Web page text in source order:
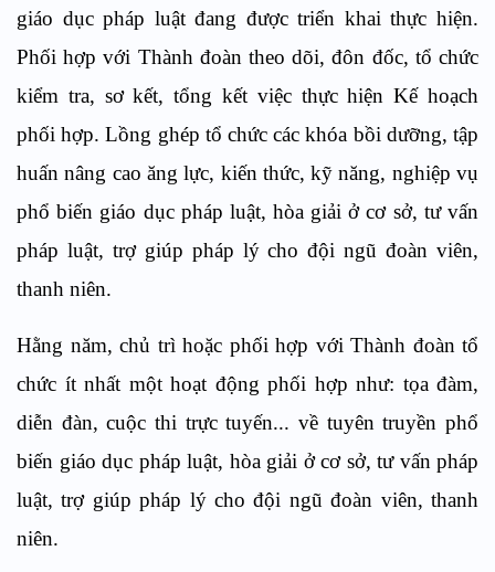
giáo dục pháp luật đang được triển khai thực hiện.
Phối hợp với Thành đoàn theo dõi, đôn đốc, tổ chức
kiểm tra, sơ kết, tổng kết việc thực hiện Kế hoạch
phối hợp. Lồng ghép tổ chức các khóa bồi dưỡng, tập
huấn nâng cao ăng lực, kiến thức, kỹ năng, nghiệp vụ
phổ biến giáo dục pháp luật, hòa giải ở cơ sở, tư vấn
pháp luật, trợ giúp pháp lý cho đội ngũ đoàn viên,
thanh niên.
Hằng năm, chủ trì hoặc phối hợp với Thành đoàn tổ
chức ít nhất một hoạt động phối hợp như: tọa đàm,
diễn đàn, cuộc thi trực tuyến... về tuyên truyền phổ
biến giáo dục pháp luật, hòa giải ở cơ sở, tư vấn pháp
luật, trợ giúp pháp lý cho đội ngũ đoàn viên, thanh
niên.